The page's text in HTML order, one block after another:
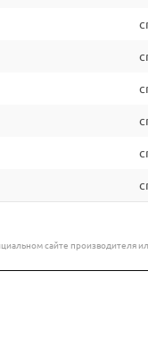
сайте производителя